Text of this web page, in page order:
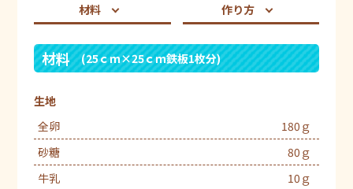
材料 作り方
材料 (25ｃｍ×25ｃｍ鉄板1枚分)
生地
全卵
180ｇ
砂糖
80ｇ
牛乳
10ｇ